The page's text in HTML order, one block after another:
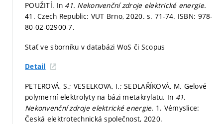
POUŽITÍ. In 41. Nekonvenční zdroje elektrické energie.
41. Czech Republic: VUT Brno, 2020.s. 71-74. ISBN: 978-
80-02-02900-7.
Stať ve sborníku v databázi WoS či Scopus
Detail
PETEROVÁ, S.; VESELKOVA, I.; SEDLAŘÍKOVÁ, M. Gelové
polymerní elektrolyty na bázi metakrylatu. In 41.
Nekonvenční zdroje elektrické energie. 1. Vémyslice:
Česká elektrotechnická společnost, 2020.